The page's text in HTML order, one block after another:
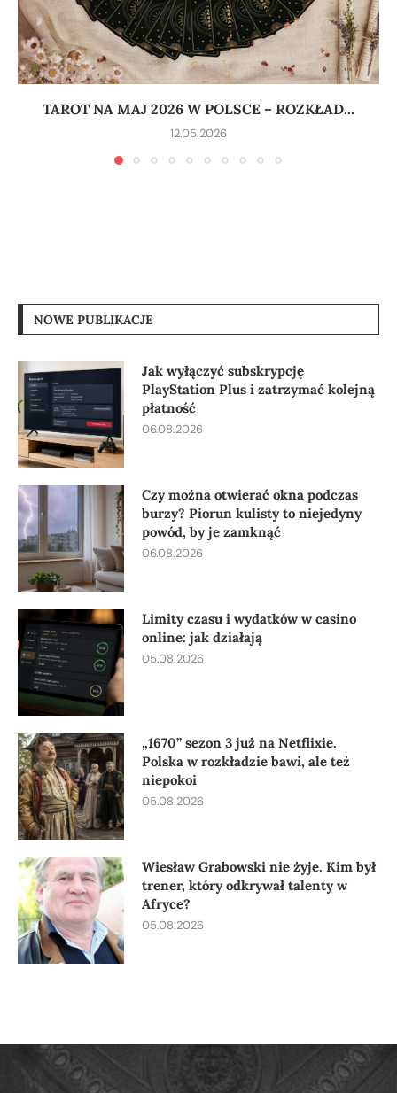
TAROT NA MAJ 2026 W POLSCE – ROZKŁAD...
12.05.2026
NOWE PUBLIKACJE
Jak wyłączyć subskrypcję
PlayStation Plus i zatrzymać kolejną
płatność
06.08.2026
Czy można otwierać okna podczas
burzy? Piorun kulisty to niejedyny
powód, by je zamknąć
06.08.2026
Limity czasu i wydatków w casino
online: jak działają
05.08.2026
„1670” sezon 3 już na Netflixie.
Polska w rozkładzie bawi, ale też
niepokoi
05.08.2026
Wiesław Grabowski nie żyje. Kim był
trener, który odkrywał talenty w
Afryce?
05.08.2026